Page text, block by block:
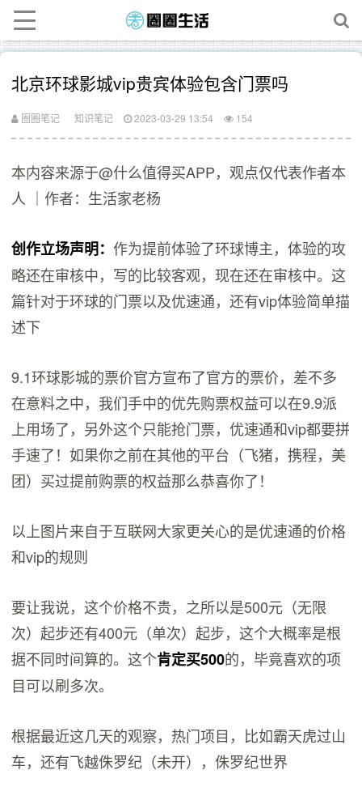
北京环球影城vip贵宾体验包含门票吗
圈圈笔记 知识笔记 2023-03-29 13:54 154
本内容来源于@什么值得买APP，观点仅代表作者本
人 ｜作者：生活家老杨
创作立场声明：作为提前体验了环球博主，体验的攻
略还在审核中，写的比较客观，现在还在审核中。这
篇针对于环球的门票以及优速通，还有vip体验简单描
述下
9.1环球影城的票价官方宣布了官方的票价，差不多
在意料之中，我们手中的优先购票权益可以在9.9派
上用场了，另外这个只能抢门票，优速通和vip都要拼
手速了！如果你之前在其他的平台（飞猪，携程，美
团）买过提前购票的权益那么恭喜你了！
以上图片来自于互联网大家更关心的是优速通的价格
和vip的规则
要让我说，这个价格不贵，之所以是500元（无限
次）起步还有400元（单次）起步，这个大概率是根
据不同时间算的。这个肯定买500的，毕竟喜欢的项
目可以刷多次。
根据最近这几天的观察，热门项目，比如霸天虎过山
车，还有飞越侏罗纪（未开），侏罗纪世界